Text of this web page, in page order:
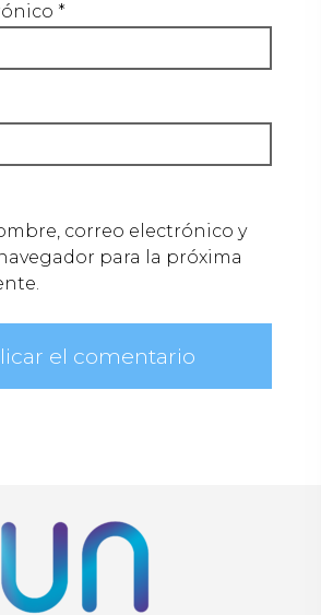
*
correo electrónico y
para la próxima